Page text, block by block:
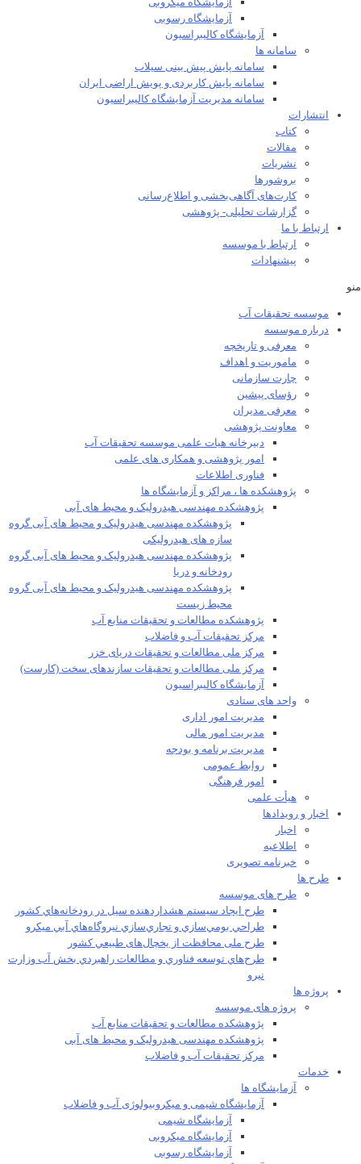
آزمایشگاه میکروبی
آزمایشگاه رسوبی
آزمایشگاه کالیبراسیون
سامانه ها
سامانه پایش پیش بینی سیلاب
سامانه پایش کاربردی و پویش اراضی ایران
سامانه مدیریت آزمایشگاه کالیبراسیون
انتشارات
کتاب
مقالات
نشریات
بروشورها
کارت‌های آگاهی‌بخشی و اطلاع‌رسانی
گزارشات تحلیلی- پژوهشی
ارتباط با ما
ارتباط با موسسه
پیشنهادات
منو
موسسه تحقیقات آب
درباره موسسه
معرفی و تاریخچه
ماموریت و اهداف
چارت سازمانی
رؤسای پیشین
معرفی مدیران
معاونت پژوهشی
دبیرخانه هیات علمی موسسه تحقیقات آب
امور پژوهشی و همکاری های علمی
فناوری اطلاعات
پژوهشکده ها ، مراکز و آزمایشگاه ها
پژوهشکده مهندسی هیدرولیک و محیط های آبی
پژوهشکده مهندسی هیدرولیک و محیط های آبی گروه
سازه های هیدرولیکی
پژوهشکده مهندسی هیدرولیک و محیط های آبی گروه
رودخانه و دریا
پژوهشکده مهندسی هیدرولیک و محیط های آبی گروه
محیط زیست
پژوهشکده مطالعات و تحقیقات منابع آب
مرکز تحقیقات آب و فاضلاب
مرکز ملی مطالعات و تحقیقات دریای خزر
مرکز ملی مطالعات و تحقیقات سازندهای سخت (کارست)
آزمایشگاه کالیبراسیون
واحد های ستادی
مدیریت امور اداری
مدیریت امور مالی
مدیریت برنامه و بودجه
روابط عمومی
امور فرهنگی
هیأت علمی​
اخبار و رویدادها
اخبار
اطلاعیه
خبرنامه تصویری
طرح ها
طرح های موسسه
طرح ايجاد سيستم هشداردهنده سيل در رودخانه‌هاي كشور
طراحي بومي‌سازي و تجاري‌سازي نيروگاه‌هاي آبي ميکرو
طرح ملی محافظت از يخچال‌های طبيعي كشور
طرح‌هاي توسعه فناوري و مطالعات راهبردي بخش آب وزارت
نيرو
پروژه ها
پروژه های موسسه
پژوهشکده مطالعات و تحقيقات منابع آب
پژوهشکده مهندسی هیدرولیک و محیط های آبی
مرکز تحقیقات آب و فاضلاب
خدمات
آزمایشگاه ها
آزمایشگاه شیمی و میکروبیولوژی آب و فاضلاب
آزمایشگاه شیمی
آزمایشگاه میکروبی
آزمایشگاه رسوبی